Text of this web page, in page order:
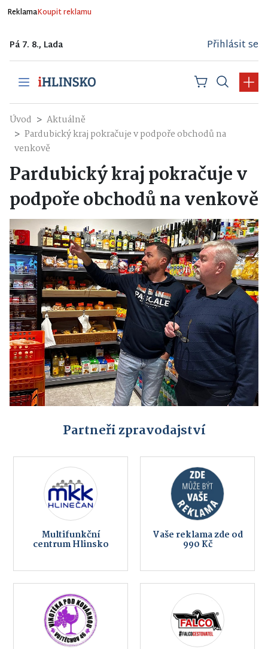
ReklamaKoupit reklamu
Pá 7. 8., Lada Přihlásit se
Úvod
Aktuálně
Pardubický kraj pokračuje v podpoře obchodů na
venkově
Pardubický kraj pokračuje v
podpoře obchodů na venkově
Partneři zpravodajství
Multifunkční
centrum Hlinsko
Vaše reklama zde od
990 Kč